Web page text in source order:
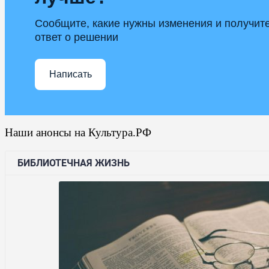
Сообщите, какие нужны изменения и
ответ о решении
Написать
Наши анонсы на Культура.РФ